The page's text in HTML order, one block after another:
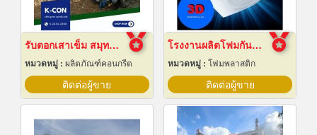
รับตอกเสาเข็ม สมุทรปราการ ราคาถูก
หมวดหมู่ : ผลิตภัณฑ์คอนกรีต
ติดต่อผู้ขาย
โรงงานผลิตโฟมกันกระแทก
หมวดหมู่ : โฟมพลาสติก
ติดต่อผู้ขาย